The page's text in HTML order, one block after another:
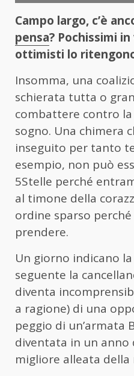
Campo largo, c’è
pensa? Pochissimi
ottimisti lo
Insomma, una
schierata tutta o
combattere contro
sogno. Una chimera
inseguito per tanto
esempio, non può
5Stelle perché
al timone della
ordine sparso
prendere.
Un giorno indicano
seguente la
diventa
a ragione) di una
peggio di un’armata
diventata in un anno
migliore alleata della